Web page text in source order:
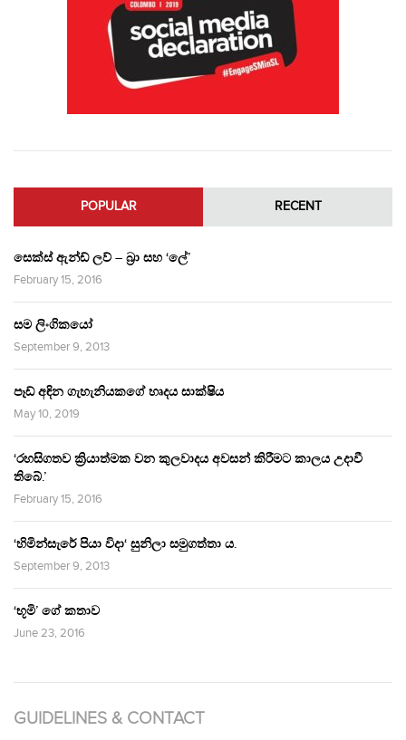
POPULAR RECENT
සෙක්ස් ඇන්ඩ් ලව් – බ්‍රා සහ ‘ලේ’
February 15, 2016
සම ලිංගිකයෝ
September 9, 2013
පෑඩ් අඳින ගැහැනියකගේ හෘදය සාක්ෂිය
May 10, 2019
‘රහසිගතව ක්‍රියාත්මක වන කුලවාදය අවසන් කිරීමට කාලය උදාවී
තිබේ.’
February 15, 2016
‘හිමින්සැරේ පියා විදා‘ සුනිලා සමුගත්තා ය.
September 9, 2013
‘භූමි’ ගේ කතාව
June 23, 2016
GUIDELINES & CONTACT